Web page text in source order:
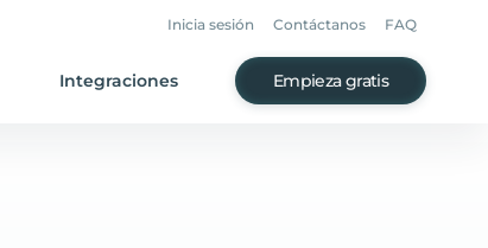
Inicia sesión Contáctanos FAQ
Integraciones Empieza gratis